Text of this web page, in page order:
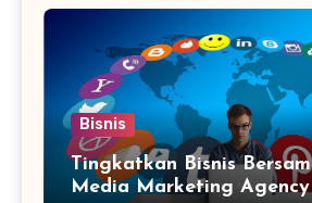
Bisnis
Tingkatkan Bisnis
Media Marketing Agency